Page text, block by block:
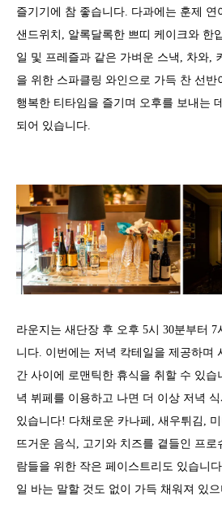
즐기기에 참 좋습니다. 다과에는 훈제
샌드위치, 알록달록한 쁘띠 케이크와 한
일 및 프레즐과 같은 가벼운 스낵, 차와,
을 위한 스파클링 와인으로 가득 찬 선반
행복한 티타임을 즐기며 오후를 보내는
되어 있습니다.
라운지는 새단장 후 오후 5시 30분부터 7
니다. 이번에는 저녁 칵테일을 제공하며
간 사이에 로맨틱한 휴식을 취할 수 있습
녁 뷔페를 이용하고 나면 더 이상 저녁
있습니다! 다채로운 카나페, 새우튀김,
뜨거운 음식, 고기와 치즈를 곁들인 프
람들을 위한 작은 페이스트리도 있습니
일 바는 말할 것도 없이 가득 채워져 있